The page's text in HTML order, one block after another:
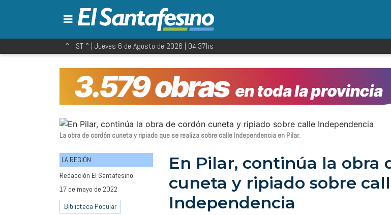
° - ST ° | Jueves 6 de Agosto de 2026 | 04:37hs
La obra de cordón cuneta y ripiado que se realiza sobre calle Independencia en Pilar.
LA REGIÓN
Redacción El Santafesino
17 de mayo de 2022
Biblioteca Popular
En Pilar, continúa la obra
cuneta y ripiado sobre
Independencia